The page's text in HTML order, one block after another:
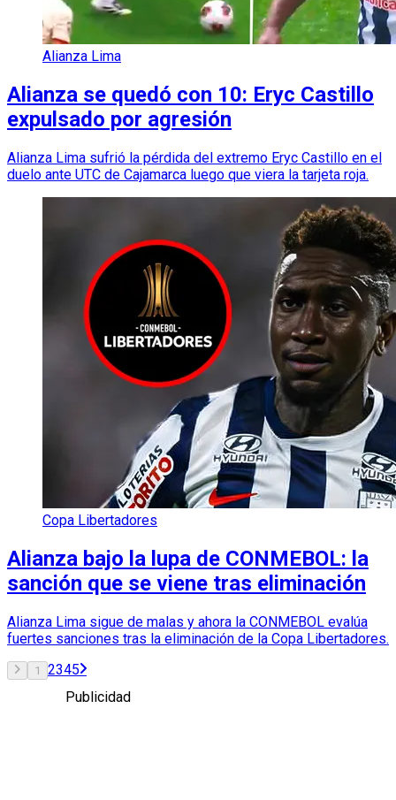
Alianza Lima
Alianza se quedó con 10: Eryc Castillo
expulsado por agresión
Alianza Lima sufrió la pérdida del extremo Eryc Castillo en el
duelo ante UTC de Cajamarca luego que viera la tarjeta roja.
Copa Libertadores
Alianza bajo la lupa de CONMEBOL: la
sanción que se viene tras eliminación
Alianza Lima sigue de malas y ahora la CONMEBOL evalúa
fuertes sanciones tras la eliminación de la Copa Libertadores.
1 2345
Publicidad